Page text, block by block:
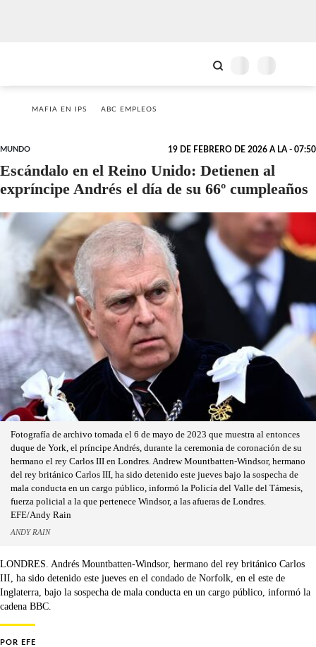
MAFIA EN IPS ABC EMPLEOS
MUNDO 19 DE FEBRERO DE 2026 A LA - 07:50
Escándalo en el Reino Unido: Detienen al
expríncipe Andrés el día de su 66º cumpleaños
Fotografía de archivo tomada el 6 de mayo de 2023 que muestra al entonces
duque de York, el príncipe Andrés, durante la ceremonia de coronación de su
hermano el rey Carlos III en Londres. Andrew Mountbatten-Windsor, hermano
del rey británico Carlos III, ha sido detenido este jueves bajo la sospecha de
mala conducta en un cargo público, informó la Policía del Valle del Támesis,
fuerza policial a la que pertenece Windsor, a las afueras de Londres.
EFE/Andy Rain
ANDY RAIN
LONDRES. Andrés Mountbatten-Windsor, hermano del rey británico Carlos
III, ha sido detenido este jueves en el condado de Norfolk, en el este de
Inglaterra, bajo la sospecha de mala conducta en un cargo público, informó la
cadena BBC.
POR EFE